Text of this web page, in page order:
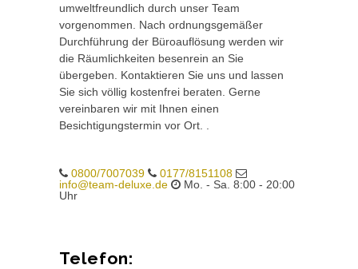
umweltfreundlich durch unser Team
vorgenommen. Nach ordnungsgemäßer
Durchführung der Büroauflösung werden wir
die Räumlichkeiten besenrein an Sie
übergeben. Kontaktieren Sie uns und lassen
Sie sich völlig kostenfrei beraten. Gerne
vereinbaren wir mit Ihnen einen
Besichtigungstermin vor Ort. .
0800/7007039
0177/8151108
info@team-deluxe.de
Mo. - Sa. 8:00 - 20:00
Uhr
Telefon: